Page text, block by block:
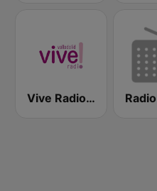
Vive Radio Valladolid